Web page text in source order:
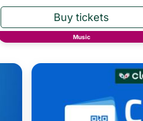
Music